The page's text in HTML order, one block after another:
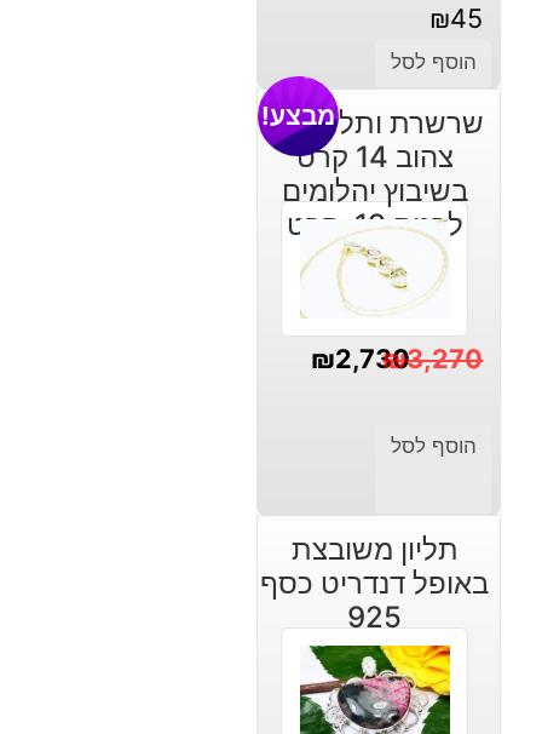
₪45
הוסף לסל
שרשרת ותליון זהב
צהוב 14 קרט
בשיבוץ יהלומים
לבנים 19. קרט
מבצע!
₪3,270
המקורי
₪3,270.
₪2,730
הנוכחי
₪2,730.
הוסף לסל
תליון משובצת
באופל דנדריט כסף
925